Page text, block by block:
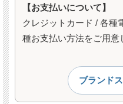
【お支払いについて】
クレジットカード / 各種
種お支払い方法をご用意
ブランド